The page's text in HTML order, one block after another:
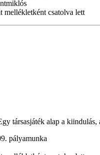
mellékletként csatolva lett
társasjáték alap a
pályamunka